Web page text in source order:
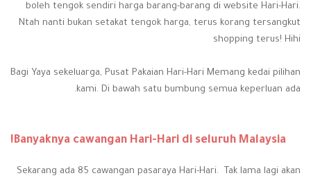
boleh tengok sendiri harga barang-barang di website Hari-Hari.
Ntah nanti bukan setakat tengok harga, terus korang tersangkut
shopping terus! Hihi
Bagi Yaya sekeluarga, Pusat Pakaian Hari-Hari Memang kedai pilihan
kami. Di bawah satu bumbung semua keperluan ada.
Banyaknya cawangan Hari-Hari di seluruh Malaysia!
Sekarang ada 85 cawangan pasaraya Hari-Hari. Tak lama lagi akan